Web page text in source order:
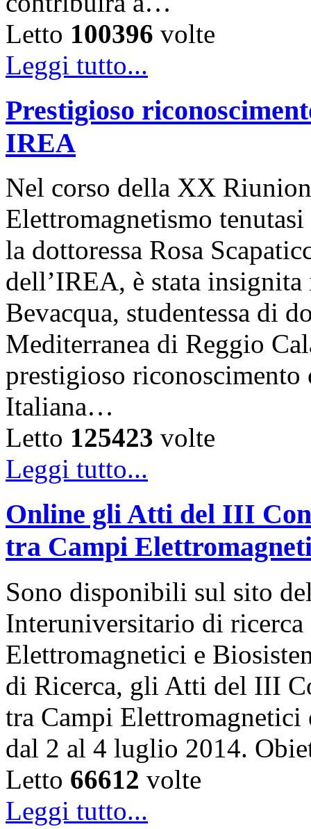
Letto 100396 volte
Leggi tutto...
Prestigioso
IREA
Nel corso della XX
Elettromagnetismo
la dottoressa Rosa
dell’IREA, è stata
Bevacqua, studentessa di
Mediterranea di Reggio
prestigioso
Italiana…
Letto 125423 volte
Leggi tutto...
Online gli Atti del III
tra Campi
Sono disponibili sul sito
Interuniversitario di
Elettromagnetici e
di Ricerca, gli Atti del III
tra Campi
dal 2 al 4 luglio 2014.
Letto 66612 volte
Leggi tutto...